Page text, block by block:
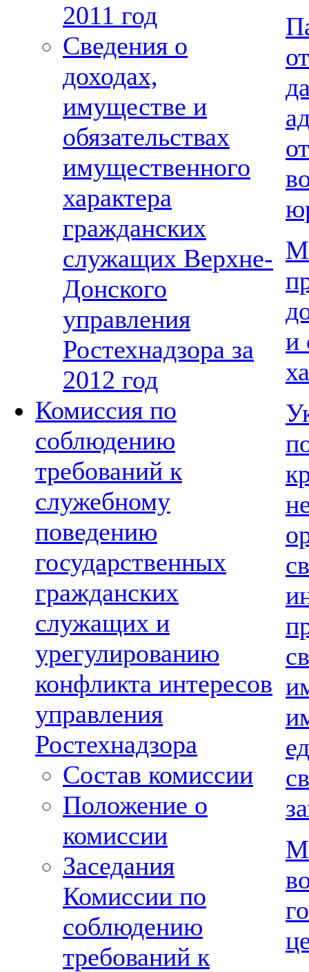
2011 год
Сведения о
доходах,
имуществе и
обязательствах
имущественного
характера
гражданских
служащих Верхне-
Донского
управления
Ростехнадзора за
2012 год
Комиссия по
соблюдению
требований к
служебному
поведению
государственных
гражданских
служащих и
урегулированию
конфликта интересов
управления
Ростехнадзора
Состав комиссии
Положение о
комиссии
Заседания
Комиссии по
соблюдению
требований к
и